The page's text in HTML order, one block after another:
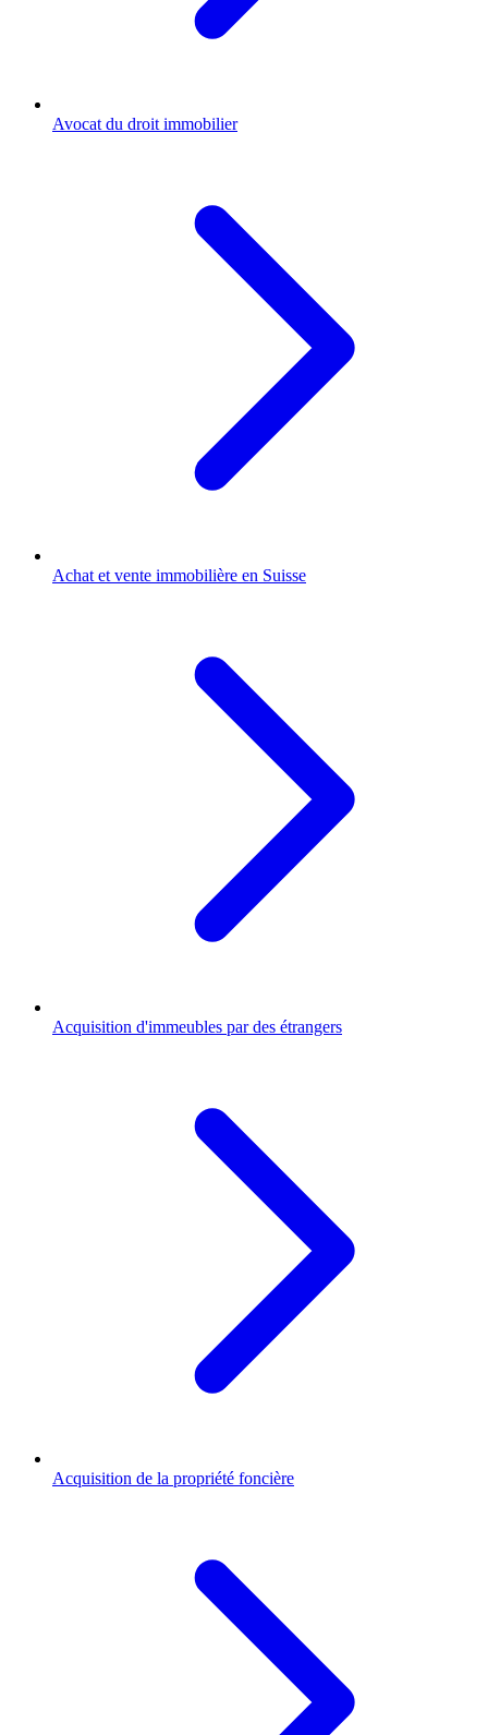
Avocat du droit immobilier
Achat et vente immobilière en Suisse
Acquisition d'immeubles par des étrangers
Acquisition de la propriété foncière